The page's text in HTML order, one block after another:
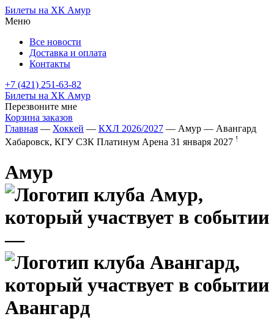
Билеты на ХК Амур
Меню
Все новости
Доставка и оплата
Контакты
+7 (421) 251-63-82
Билеты на ХК Амур
Перезвоните мне
Корзина заказов
Главная — Хоккей — КХЛ 2026/2027 — Амур — Авангард
Хабаровск, КГУ СЗК Платинум Арена 31 января 2027 !
Амур
—
Авангард